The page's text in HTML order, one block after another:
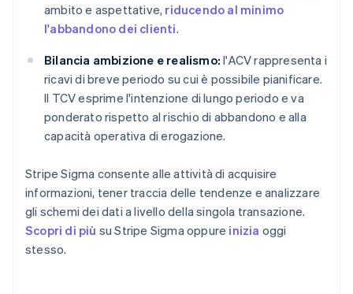
ambito e aspettative, riducendo al minimo
l'abbandono dei clienti.
Bilancia ambizione e realismo: l'ACV rappresenta i
ricavi di breve periodo su cui è possibile pianificare.
Il TCV esprime l'intenzione di lungo periodo e va
ponderato rispetto al rischio di abbandono e alla
capacità operativa di erogazione.
Stripe Sigma consente alle attività di acquisire
informazioni, tener traccia delle tendenze e analizzare
gli schemi dei dati a livello della singola transazione.
Scopri di più su Stripe Sigma oppure inizia oggi
stesso.